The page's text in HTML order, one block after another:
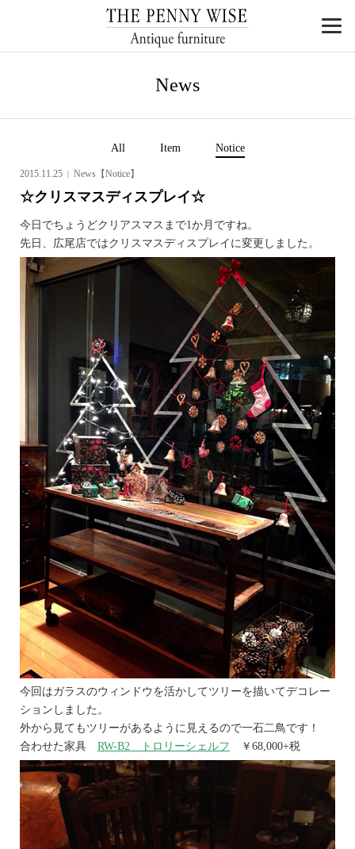
News
All Item Notice
2015.11.25 News【Notice】
☆クリスマスディスプレイ☆
今日でちょうどクリアスマスまで1か月ですね。
先日、広尾店ではクリスマスディスプレイに変更しました。
今回はガラスのウィンドウを活かしてツリーを描いてデコレー
ションしました。
外から見てもツリーがあるように見えるので一石二鳥です！
合わせた家具 RW-B2 トロリーシェルフ ￥68,000+税